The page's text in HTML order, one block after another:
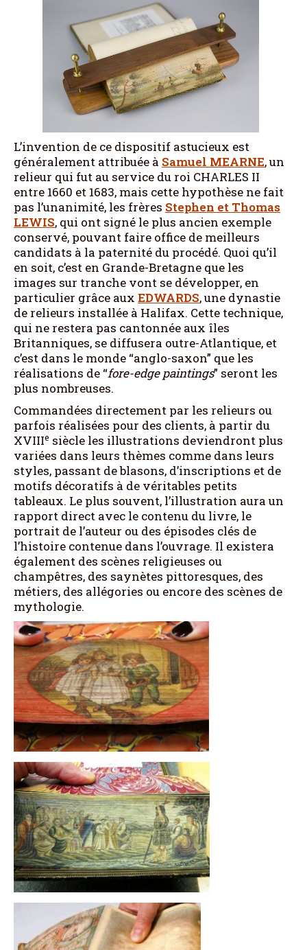
L’invention de ce dispositif astucieux est
généralement attribuée à Samuel MEARNE, un
relieur qui fut au service du roi CHARLES II
entre 1660 et 1683, mais cette hypothèse ne fait
pas l’unanimité, les frères Stephen et Thomas
LEWIS, qui ont signé le plus ancien exemple
conservé, pouvant faire office de meilleurs
candidats à la paternité du procédé. Quoi qu’il
en soit, c’est en Grande-Bretagne que les
images sur tranche vont se développer, en
particulier grâce aux EDWARDS, une dynastie
de relieurs installée à Halifax. Cette technique,
qui ne restera pas cantonnée aux îles
Britanniques, se diffusera outre-Atlantique, et
c’est dans le monde “anglo-saxon” que les
réalisations de “fore-edge paintings” seront les
plus nombreuses.
Commandées directement par les relieurs ou
parfois réalisées pour des clients, à partir du
XVIIIe siècle les illustrations deviendront plus
variées dans leurs thèmes comme dans leurs
styles, passant de blasons, d’inscriptions et de
motifs décoratifs à de véritables petits
tableaux. Le plus souvent, l’illustration aura un
rapport direct avec le contenu du livre, le
portrait de l’auteur ou des épisodes clés de
l’histoire contenue dans l’ouvrage. Il existera
également des scènes religieuses ou
champêtres, des saynètes pittoresques, des
métiers, des allégories ou encore des scènes de
mythologie.